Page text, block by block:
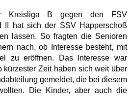
Kreisliga B gegen den FSV
II hat sich der SSV Happerschoß
lassen. So fragten die Senioren
nach, ob Interesse besteht, mit
zu eröffnen. Das Interesse war
kürzester Zeit haben sich weit über
gemeldet, die bei diesem
Die Kinder, aber auch die